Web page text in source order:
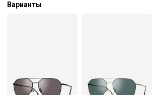
Варианты